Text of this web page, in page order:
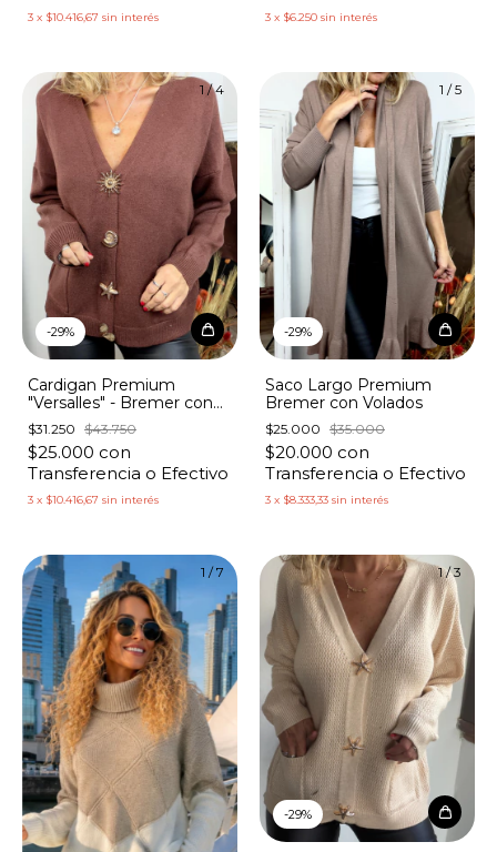
3 x $10.416,67 sin interés 3 x $6.250 sin interés
1 /4
-29%
Cardigan Premium
"Versalles" - Bremer con
Bolsillos Botones Marinos
$31.250 $43.750
$25.000 con
Transferencia o Efectivo
3 x $10.416,67 sin interés
1 /5
-29%
Saco Largo Premium
Bremer con Volados
$25.000 $35.000
$20.000 con
Transferencia o Efectivo
3 x $8.333,33 sin interés
1 /7 1/3
-29%